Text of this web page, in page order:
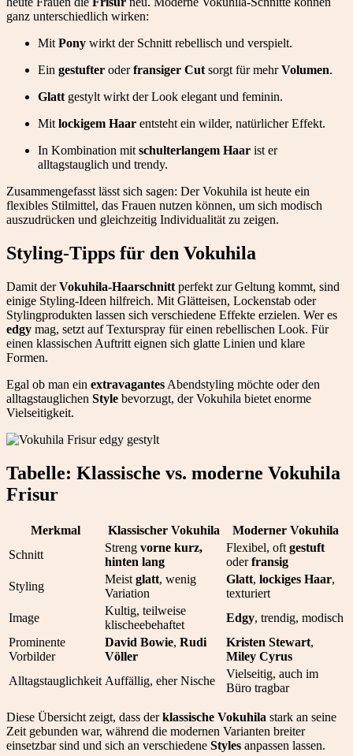
ganz unterschiedlich wirken:
MitPony wirkt der Schnitt rebellisch und verspielt.
Ein gestufter oderfransiger Cutsorgt für mehrVolumen.
Glattgestylt wirkt der Look elegant und feminin.
Mitlockigem Haar entsteht ein wilder, natürlicher Effekt.
In Kombination mitschulterlangem Haar ist er
alltagstauglich und trendy.
Zusammengefasst lässt sich sagen: Der Vokuhila ist heute ein
flexibles Stilmittel, das Frauen nutzen können, um sich modisch
auszudrücken und gleichzeitig Individualität zu zeigen.
Styling-Tipps für den Vokuhila
Damit derVokuhila-Haarschnitt perfekt zur Geltung kommt, sind
einige Styling-Ideen hilfreich. Mit Glätteisen, Lockenstab oder
Stylingprodukten lassen sich verschiedene Effekte erzielen. Wer es
edgy mag, setzt auf Texturspray für einen rebellischen Look. Für
einen klassischen Auftritt eignen sich glatte Linien und klare
Formen.
Egal ob man ein extravagantes Abendstyling möchte oder den
alltagstauglichen Style bevorzugt, der Vokuhila bietet enorme
Vielseitigkeit.
Tabelle: Klassische vs. moderne Vokuhila
Frisur
Merkmal Klassischer Vokuhila
Moderner Vokuhila
Schnitt
Streng vorne kurz,
hinten lang
Flexibel, oft gestuft
oderfransig
Styling
Meist glatt, wenig
Variation
Glatt, lockiges Haar,
texturiert
Image
Kultig, teilweise
klischeebehaftet
Edgy, trendig, modisch
Prominente
Vorbilder
David Bowie, Rudi
Völler
Kristen Stewart,
Miley Cyrus
Alltagstauglichkeit Auffällig, eher Nische
Vielseitig, auch im
Büro tragbar
Diese Übersicht zeigt, dass derklassische Vokuhila stark an seine
Zeit gebunden war, während die modernen Varianten breiter
einsetzbar sind und sich an verschiedene Styles anpassen lassen.